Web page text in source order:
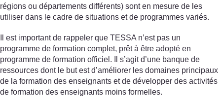
régions ou départements différents) sont en mesure de les
utiliser dans le cadre de situations et de programmes variés.
Il est important de rappeler que TESSA n’est pas un
programme de formation complet, prêt à être adopté en
programme de formation officiel. Il s’agit d’une banque de
ressources dont le but est d’améliorer les domaines principaux
de la formation des enseignants et de développer des activités
de formation des enseignants moins formelles.